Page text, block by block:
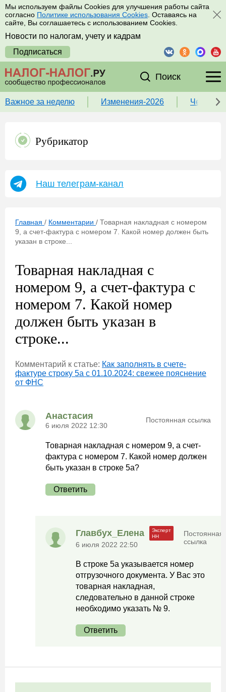
Мы используем файлы Cookies для улучшения работы сайта
согласно Политике использования Cookies . Оставаясь на
сайте, Вы соглашаетесь с использованием Cookies.
Новости по налогам, учету и кадрам
Подписаться
Поиск
Важное за неделю Изменения-2026 Чек-
Рубрикатор
Наш телеграм-канал
Главная / Комментарии / Товарная накладная с номером
9, а счет-фактура с номером 7. Какой номер должен быть
указан в строке...
Товарная накладная с
номером 9, а счет-фактура с
номером 7. Какой номер
должен быть указан в
строке...
Комментарий к статье: Как заполнять в счете-
фактуре строку 5а с 01.10.2024: свежее пояснение
от ФНС
Анастасия
6 июля 2022 12:30
Постоянная ссылка
Товарная накладная с номером 9, а счет-
фактура с номером 7. Какой номер должен
быть указан в строке 5а?
Ответить
Главбух_Елена
6 июля 2022 22:50
Постоянная
ссылка
В строке 5а указывается номер
отгрузочного документа. У Вас это
товарная накладная,
следовательно в данной строке
необходимо указать № 9.
Ответить